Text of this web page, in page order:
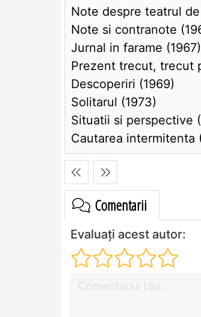
Note despre teatrul
Note si contranote
Jurnal in farame (1967)
Prezent trecut, trecut
Descoperiri (1969)
Solitarul (1973)
Situatii si perspective
Cautarea intermitenta
Comentarii
Evaluați acest autor: